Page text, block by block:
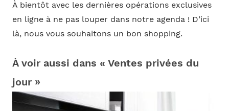
À bientôt avec les dernières opérations exclusives
en ligne à ne pas louper dans notre agenda ! D’ici
là, nous vous souhaitons un bon shopping.
À voir aussi dans « Ventes privées du
jour »